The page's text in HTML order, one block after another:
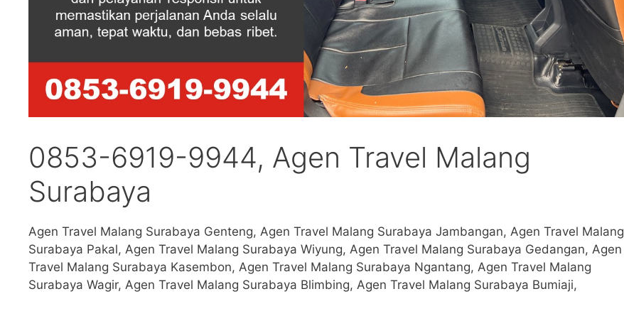
0853-6919-9944, Agen Travel Malang
Surabaya
Agen Travel Malang Surabaya Genteng, Agen Travel Malang Surabaya Jambangan, Agen Travel Malang
Surabaya Pakal, Agen Travel Malang Surabaya Wiyung, Agen Travel Malang Surabaya Gedangan, Agen
Travel Malang Surabaya Kasembon, Agen Travel Malang Surabaya Ngantang, Agen Travel Malang
Surabaya Wagir, Agen Travel Malang Surabaya Blimbing, Agen Travel Malang Surabaya Bumiaji,